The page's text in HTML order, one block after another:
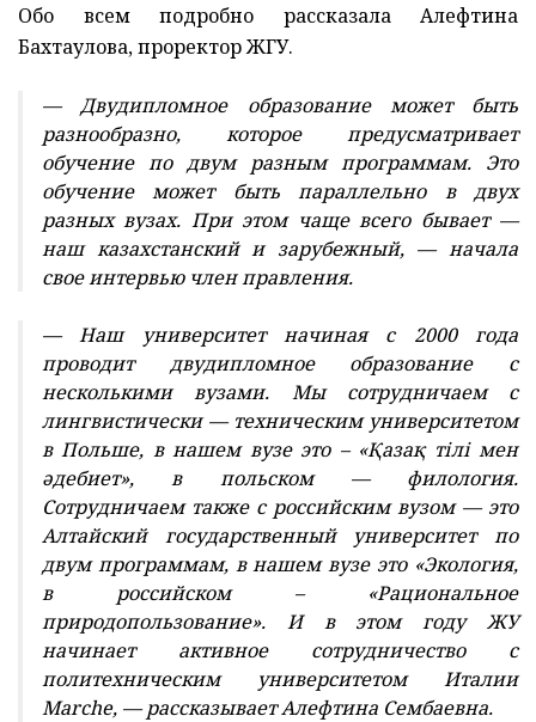
Обо всем подробно рассказала Алефтина
Бахтаулова, проректор ЖГУ.
— Двудипломное образование может быть
разнообразно, которое предусматривает
обучение по двум разным программам. Это
обучение может быть параллельно в двух
разных вузах. При этом чаще всего бывает —
наш казахстанский и зарубежный, — начала
свое интервью член правления.
— Наш университет начиная с 2000 года
проводит двудипломное образование с
несколькими вузами. Мы сотрудничаем с
лингвистически — техническим университетом
в Польше, в нашем вузе это – «Қазақ тілі мен
әдебиет», в польском — филология.
Сотрудничаем также с российским вузом — это
Алтайский государственный университет по
двум программам, в нашем вузе это «Экология,
в российском – «Рациональное
природопользование». И в этом году ЖУ
начинает активное сотрудничество с
политехническим университетом Италии
Маrche, — рассказывает Алефтина Сембаевна.